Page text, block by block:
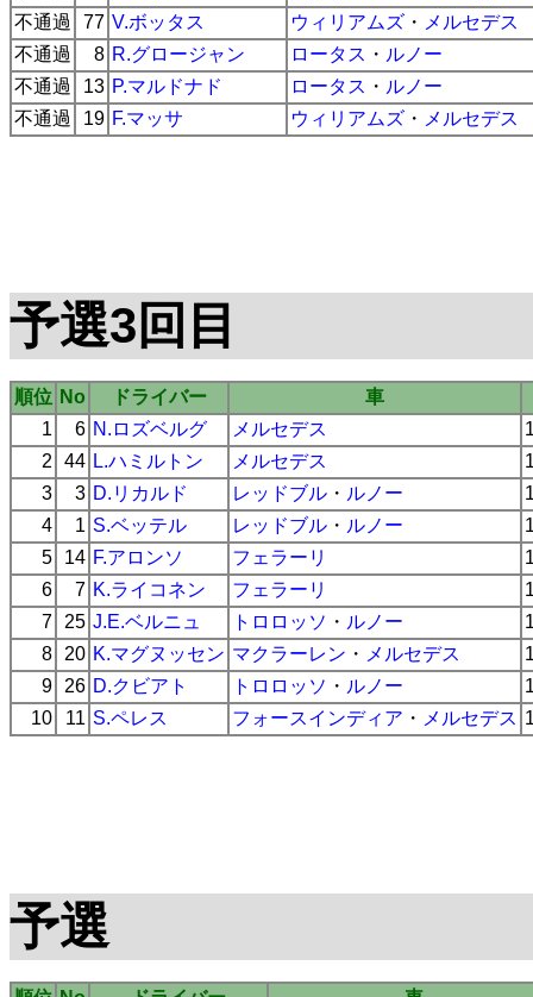
不通過
77 V.ボッタス ウィリアムズ ・ メルセデス
不通過
8 R.グロージャン ロータス ・ ルノー
不通過
13 P.マルドナド ロータス ・ ルノー
不通過
19 F.マッサ ウィリアムズ ・ メルセデス
予選3回目
順位 No ドライバー
車
1
6 N.ロズベルグ メルセデス
2
44 L.ハミルトン メルセデス
3
3 D.リカルド レッドブル ・ ルノー
4
1 S.ベッテル レッドブル ・ ルノー
5
14 F.アロンソ フェラーリ
6
7 K.ライコネン フェラーリ
7
25 J.E.ベルニュ トロロッソ ・ ルノー
8
20 K.マグヌッセン マクラーレン ・ メルセデス
9
26 D.クビアト トロロッソ ・ ルノー
10
11 S.ペレス フォースインディア ・ メルセデス
予選